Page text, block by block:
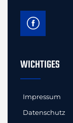
WICHTIGES
Impressum
Datenschutz